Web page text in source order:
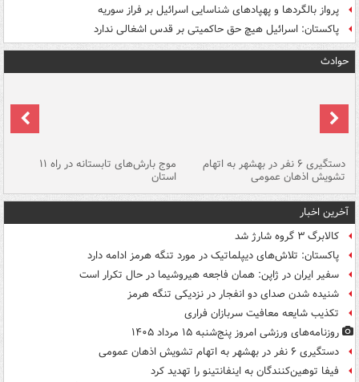
پرواز بالگردها و پهپادهای شناسایی اسرائیل بر فراز سوریه
پاکستان: اسرائیل هیچ حق حاکمیتی بر قدس اشغالی ندارد
حوادث
دستگیری ۶ نفر در بهشهر به اتهام
تشویش اذهان عمومی
موج بارش‌های تابستانه در راه ۱۱
استان
آخرین اخبار
کالابرگ ۳ گروه شارژ شد
پاکستان: تلاش‌های دیپلماتیک در مورد تنگه هرمز ادامه دارد
سفیر ایران در ژاپن: همان فاجعه هیروشیما در حال تکرار است
شنیده شدن صدای دو انفجار در نزدیکی تنگه هرمز
تکذیب شایعه معافیت سربازان فراری
روزنامه‌های ورزشی امروز پنج‌شنبه ۱۵ مرداد ۱۴۰۵
دستگیری ۶ نفر در بهشهر به اتهام تشویش اذهان عمومی
فیفا توهین‌کنندگان به اینفانتینو را تهدید کرد